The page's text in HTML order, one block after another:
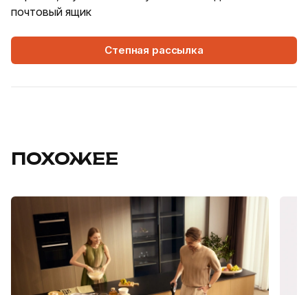
почтовый ящик
Степная рассылка
ПОХОЖЕЕ